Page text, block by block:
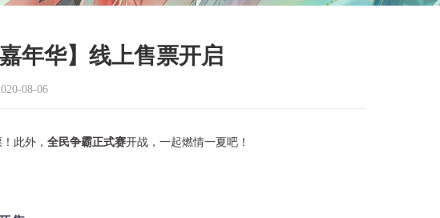
年华】线上售票开启
08-06
此外， 全民争霸正式赛开战，一起燃情一夏吧！